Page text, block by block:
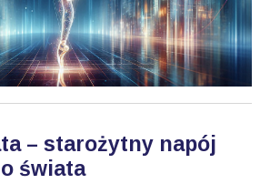
– starożytny napój
świata